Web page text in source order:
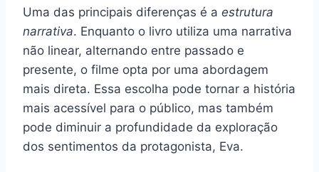
Uma das principais diferenças é a estrutura
narrativa. Enquanto o livro utiliza uma narrativa
não linear, alternando entre passado e
presente, o filme opta por uma abordagem
mais direta. Essa escolha pode tornar a história
mais acessível para o público, mas também
pode diminuir a profundidade da exploração
dos sentimentos da protagonista, Eva.